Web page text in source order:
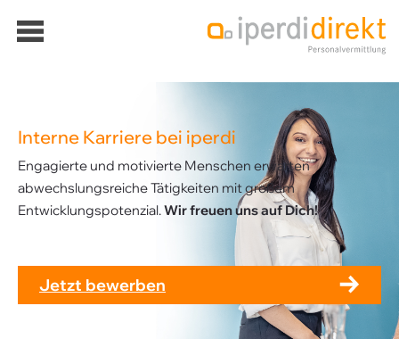
Interne Karriere bei iperdi
Engagierte und motivierte Menschen erwarten
abwechslungsreiche Tätigkeiten mit großem
Entwicklungspotenzial.Wir freuen uns auf Dich!
Jetzt bewerben